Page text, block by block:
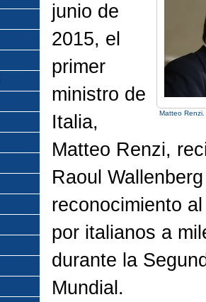
Matteo Renzi.
junio de
2015, el
primer
ministro de
Italia,
Matteo Renzi,
Raoul
reconocimiento
por italianos a
durante la
Mundial.